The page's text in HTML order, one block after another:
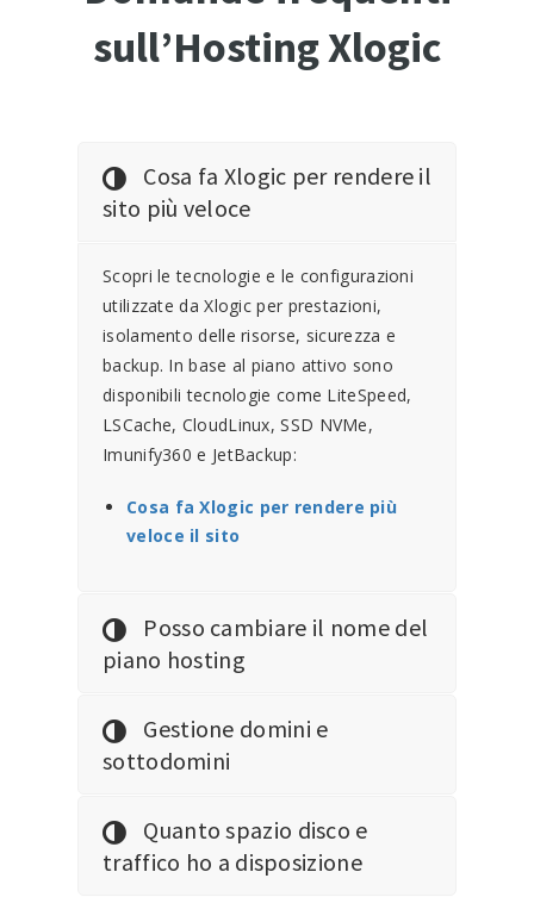
sull’Hosting Xlogic
Cosa fa Xlogic per rendere il
sito più veloce
Scopri le tecnologie e le configurazioni
utilizzate da Xlogic per prestazioni,
isolamento delle risorse, sicurezza e
backup. In base al piano attivo sono
disponibili tecnologie come LiteSpeed,
LSCache, CloudLinux, SSD NVMe,
Imunify360 e JetBackup:
Cosa fa Xlogic per rendere più
veloce il sito
Posso cambiare il nome del
piano hosting
Gestione domini e
sottodomini
Quanto spazio disco e
traffico ho a disposizione